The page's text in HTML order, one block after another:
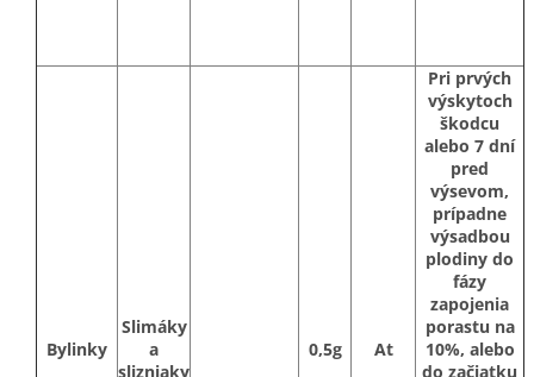
Bylinky
Slimáky
a
slizniaky
0,5g At
Pri prvých
výskytoch
škodcu
alebo 7 dní
pred
výsevom,
prípadne
výsadbou
plodiny do
fázy
zapojenia
porastu na
10%, alebo
do začiatku